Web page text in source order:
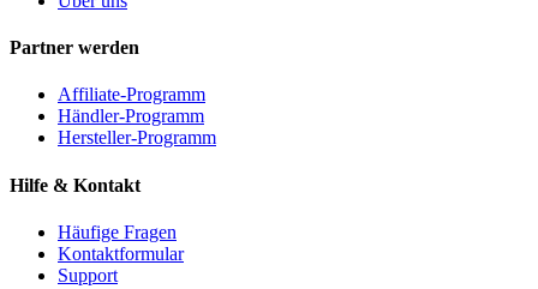
Partner werden
Affiliate-Programm
Händler-Programm
Hersteller-Programm
Hilfe & Kontakt
Häufige Fragen
Kontaktformular
Support